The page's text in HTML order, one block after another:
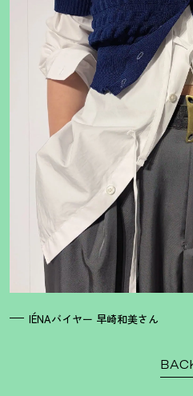
IÉNAバイヤー 早崎和美さん